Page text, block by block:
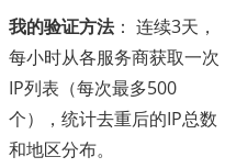
我的验证方法： 连续3天，
每小时从各服务商获取一次
IP列表（每次最多500
个），统计去重后的IP总数
和地区分布。